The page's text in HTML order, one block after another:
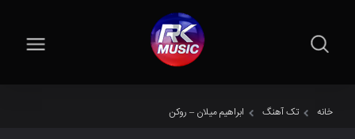
خانه تک آهنگ ابراهیم میلان – روکن